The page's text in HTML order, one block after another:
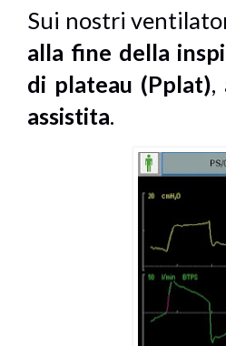
Sui nostri
alla fine della
di plateau (Pplat),
assistita.